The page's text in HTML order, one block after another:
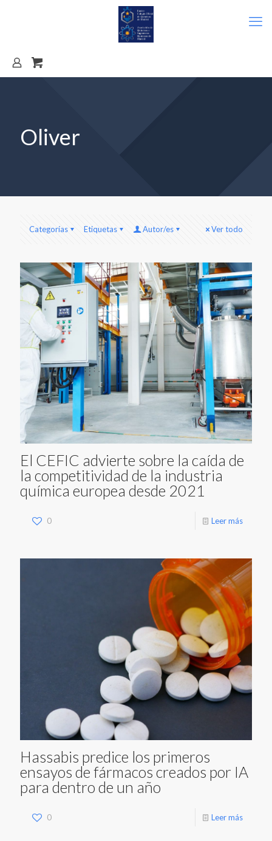
Oliver
Categorías Etiquetas Autor/es Ver todo
El CEFIC advierte sobre la caída de
la competitividad de la industria
química europea desde 2021
0 Leer más
Hassabis predice los primeros
ensayos de fármacos creados por IA
para dentro de un año
0 Leer más